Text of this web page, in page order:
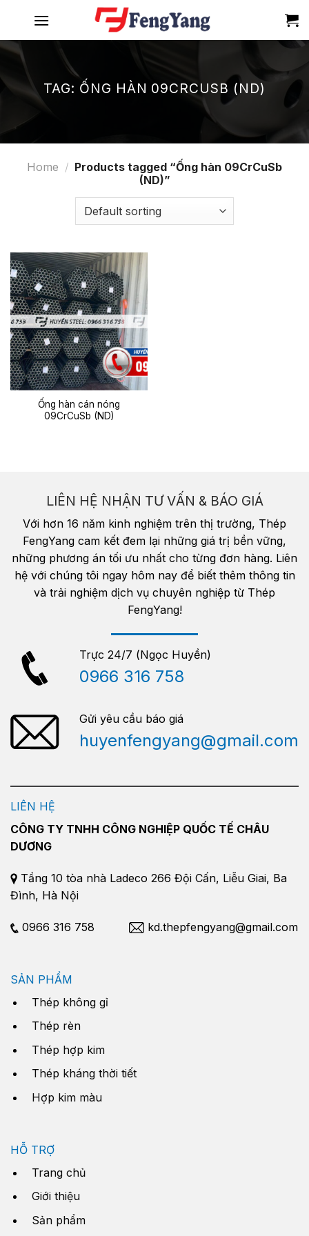
content
TAG: ỐNG HÀN 09CRCUSB (ND)
Home / Products tagged “Ống hàn 09CrCuSb
(ND)”
Ống hàn cán nóng
09CrCuSb (ND)
LIÊN HỆ NHẬN TƯ VẤN & BÁO GIÁ
Với hơn 16 năm kinh nghiệm trên thị trường, Thép
FengYang cam kết đem lại những giá trị bền vững,
những phương án tối ưu nhất cho từng đơn hàng. Liên
hệ với chúng tôi ngay hôm nay để biết thêm thông tin
và trải nghiệm dịch vụ chuyên nghiệp từ Thép
FengYang!
Trực 24/7 (Ngọc Huyền)
0966 316 758
Gửi yêu cầu báo giá
huyenfengyang@gmail.com
LIÊN HỆ
CÔNG TY TNHH CÔNG NGHIỆP QUỐC TẾ CHÂU
DƯƠNG
Tầng 10 tòa nhà Ladeco 266 Đội Cấn, Liễu Giai, Ba
Đình, Hà Nội
0966 316 758 kd.thepfengyang@gmail.com
SẢN PHẨM
Thép không gỉ
Thép rèn
Thép hợp kim
Thép kháng thời tiết
Hợp kim màu
HỖ TRỢ
Trang chủ
Giới thiệu
Sản phẩm